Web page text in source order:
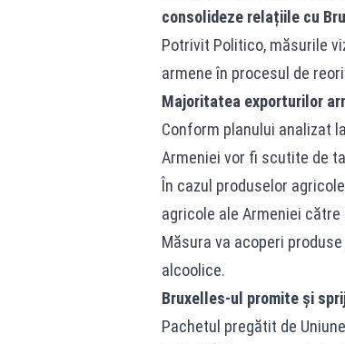
consolideze relațiile cu
Potrivit Politico, măsurile
armene în procesul de
Majoritatea exporturilor
Conform planului analizat
Armeniei vor fi scutite de
În cazul produselor
agricole ale Armeniei
Măsura va acoperi
alcoolice.
Bruxelles-ul promite și
Pachetul pregătit de